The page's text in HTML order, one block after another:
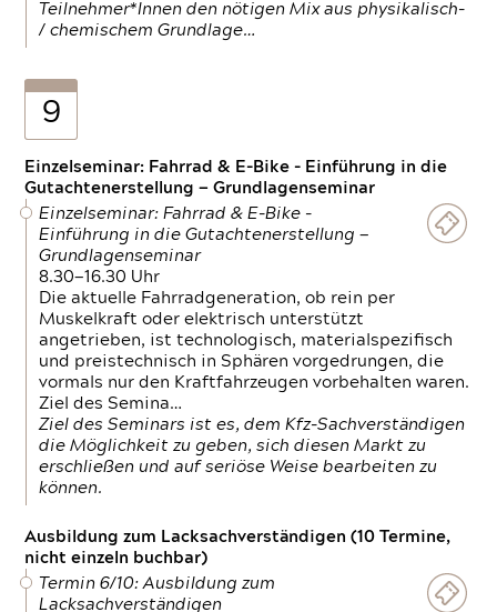
Teilnehmer*Innen den nötigen Mix aus physikalisch-
/ chemischem Grundlage…
9
Einzelseminar: Fahrrad & E-Bike - Einführung in die
Gutachtenerstellung — Grundlagenseminar
Einzelseminar: Fahrrad & E-Bike -
Einführung in die Gutachtenerstellung —
Grundlagenseminar
8.30—16.30 Uhr
Die aktuelle Fahrradgeneration, ob rein per
Muskelkraft oder elektrisch unterstützt
angetrieben, ist technologisch, materialspezifisch
und preistechnisch in Sphären vorgedrungen, die
vormals nur den Kraftfahrzeugen vorbehalten waren.
Ziel des Semina…
Ziel des Seminars ist es, dem Kfz-Sachverständigen
die Möglichkeit zu geben, sich diesen Markt zu
erschließen und auf seriöse Weise bearbeiten zu
können.
Ausbildung zum Lacksachverständigen (10 Termine,
nicht einzeln buchbar)
Termin 6/10: Ausbildung zum
Lacksachverständigen